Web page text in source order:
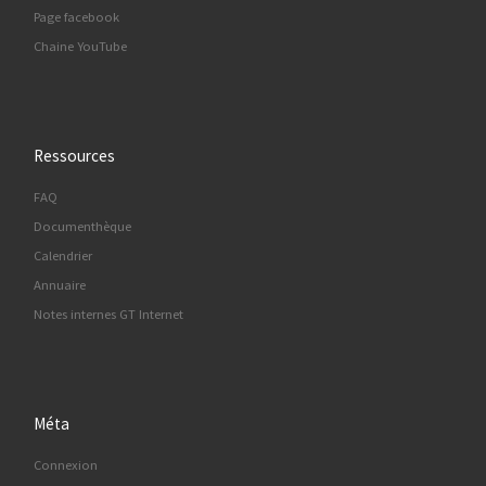
Page facebook
Chaine YouTube
Ressources
FAQ
Documenthèque
Calendrier
Annuaire
Notes internes GT Internet
Méta
Connexion